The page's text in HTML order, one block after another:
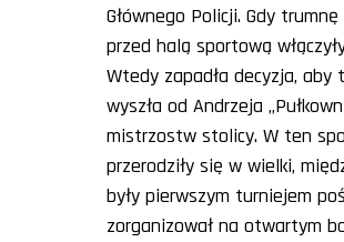
Głównego Policji. Gdy
przed halą sportową
Wtedy zapadła decyzja,
wyszła od Andrzeja
mistrzostw stolicy. W ten
przerodziły się w wielki,
były pierwszym turniejem
zorganizował na otwartym